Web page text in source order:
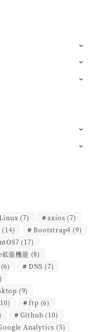
(7) axios (7)
(14) Bootstrap4 (9)
(17)
張機能 (8)
(6) DNS (7)
(9)
ftp (6)
Github (10)
Analytics (5)